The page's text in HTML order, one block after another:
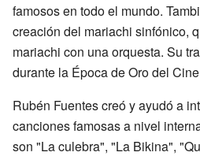
famosos en todo el mundo.
creación del mariachi sinfónico,
mariachi con una orquesta. Su
durante la Época de Oro del
Rubén Fuentes creó y ayudó a
canciones famosas a nivel
son "La culebra", "La Bikina",